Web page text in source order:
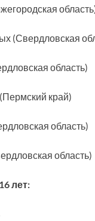
(Свердловская
область)
край)
область)
область)
лет: